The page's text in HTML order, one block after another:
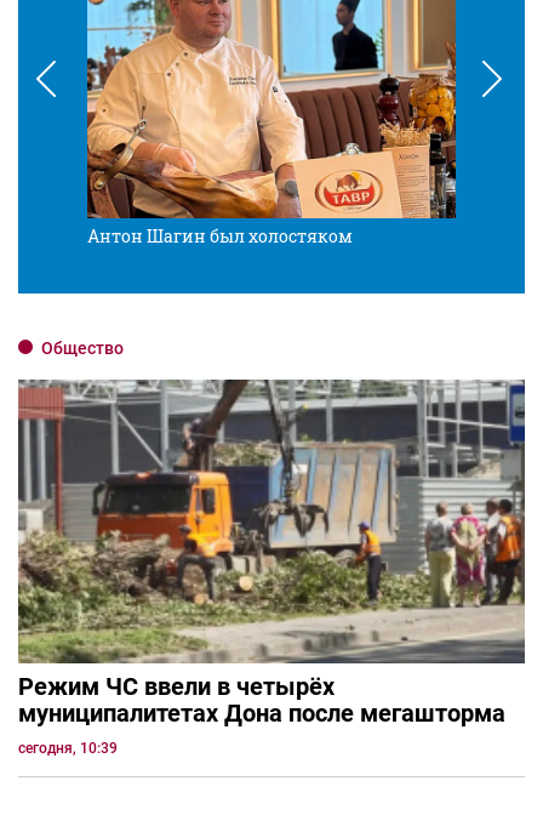
Антон Шагин был холостяком
Общество
Режим ЧС ввели в четырёх
муниципалитетах Дона после мегашторма
сегодня, 10:39